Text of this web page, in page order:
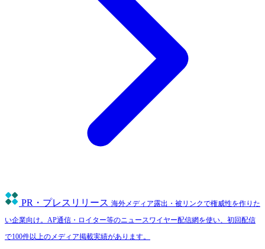
PR・プレスリリース 海外メディア露出・被リンクで権威性を作りた
い企業向け。AP通信・ロイター等のニュースワイヤー配信網を使い、初回配信
で100件以上のメディア掲載実績があります。